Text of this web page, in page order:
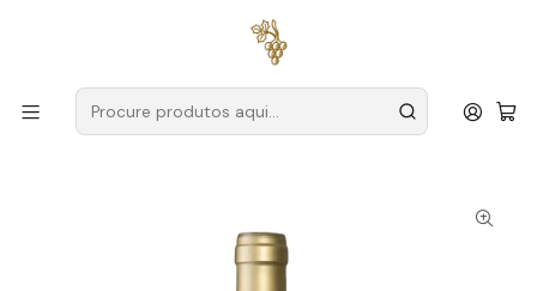
para encomendas a partir de
Produtores Tejo
Casa Cadaval
Casa Cadaval Trincadeira Preta Vinhas Velhas Magnum
2023 Tejo Tinto 1,5L